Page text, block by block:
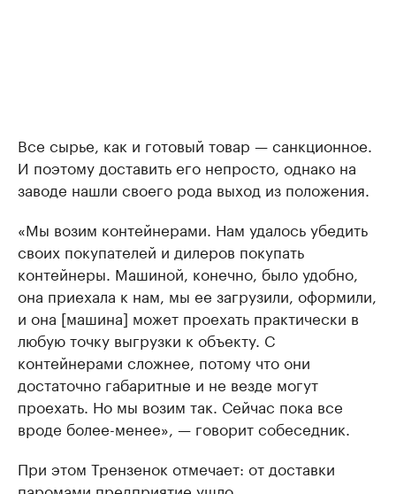
Все сырье, как и готовый товар — санкционное.
И поэтому доставить его непросто, однако на
заводе нашли своего рода выход из положения.
«Мы возим контейнерами. Нам удалось убедить
своих покупателей и дилеров покупать
контейнеры. Машиной, конечно, было удобно,
она приехала к нам, мы ее загрузили, оформили,
и она [машина] может проехать практически в
любую точку выгрузки к объекту. С
контейнерами сложнее, потому что они
достаточно габаритные и не везде могут
проехать. Но мы возим так. Сейчас пока все
вроде более-менее», — говорит собеседник.
При этом Трензенок отмечает: от доставки